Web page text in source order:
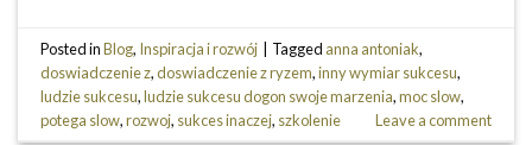
Posted inBlog, Inspiracja i rozwój Tagged anna antoniak,
doswiadczenie z,doswiadczenie z ryzem,inny wymiar sukcesu,
ludzie sukcesu,ludzie sukcesu dogon swoje marzenia,moc slow,
potega slow,rozwoj, sukces inaczej, szkolenie Leave a comment